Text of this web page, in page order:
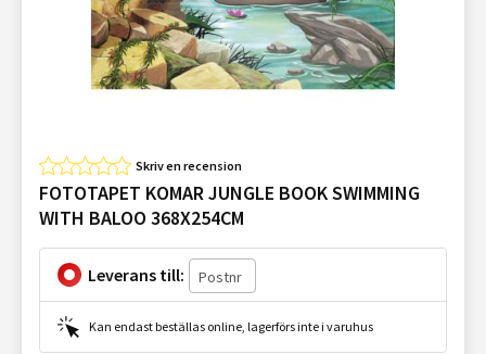
Skriv en recension
FOTOTAPET KOMAR JUNGLE BOOK SWIMMING
WITH BALOO 368X254CM
Leverans till:
Kan endast beställas online, lagerförs inte i varuhus